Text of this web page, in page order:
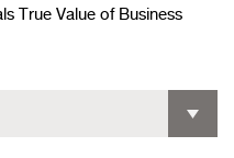
True Value of Business